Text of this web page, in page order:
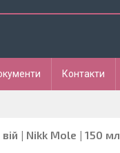
Контакти
| Nikk Mole | 150 мл